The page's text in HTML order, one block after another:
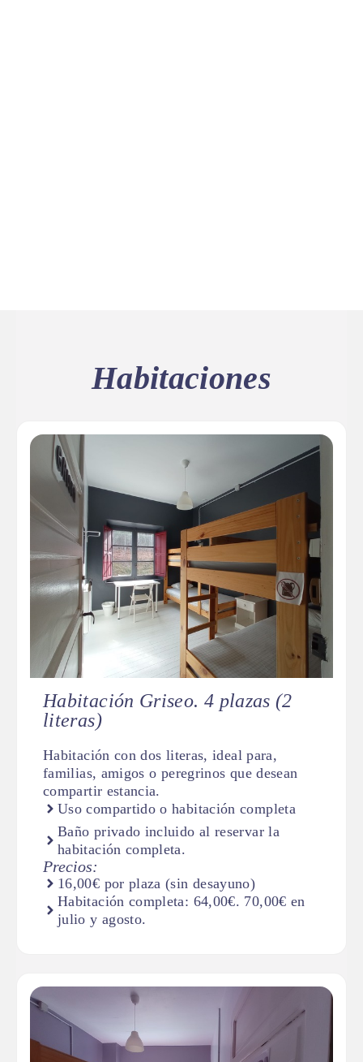
Habitaciones
Habitación Griseo. 4 plazas (2
literas)
Habitación con dos literas, ideal para,
familias, amigos o peregrinos que desean
compartir estancia.
Uso compartido o habitación completa
Baño privado incluido al reservar la
habitación completa.
Precios:
16,00€ por plaza (sin desayuno)
Habitación completa: 64,00€. 70,00€ en
julio y agosto.